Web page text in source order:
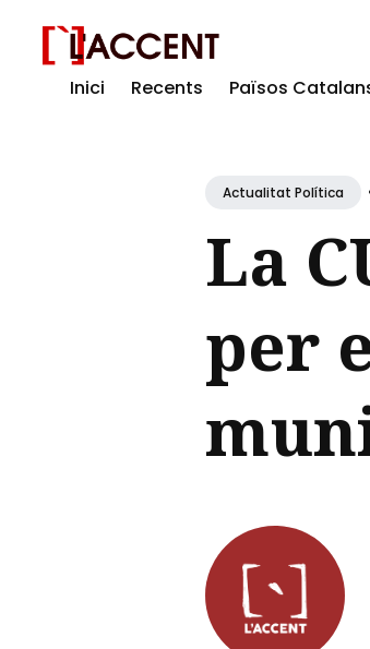
Inici Recents Països
Actualitat Política
La
per